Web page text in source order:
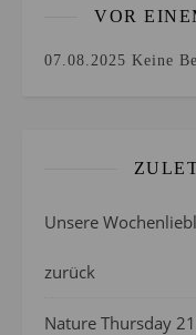
VOR
07.08.2025 Keine
Unsere
zurück
Nature Thursday